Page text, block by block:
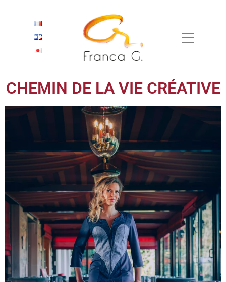
CHEMIN DE LA VIE CRÉATIVE